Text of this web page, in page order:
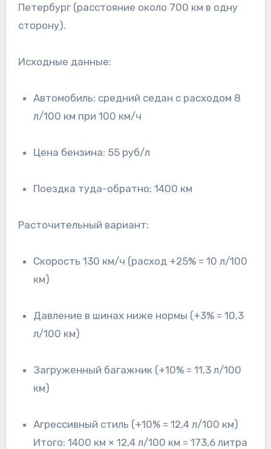
Петербург (расстояние около 700 км в одну
сторону).
Исходные данные:
Автомобиль: средний седан с расходом 8
л/100 км при 100 км/ч
Цена бензина: 55 руб/л
Поездка туда-обратно: 1400 км
Расточительный вариант:
Скорость 130 км/ч (расход +25% = 10 л/100
км)
Давление в шинах ниже нормы (+3% = 10,3
л/100 км)
Загруженный багажник (+10% = 11,3 л/100
км)
Агрессивный стиль (+10% = 12,4 л/100 км)
Итого: 1400 км × 12,4 л/100 км = 173,6 литра